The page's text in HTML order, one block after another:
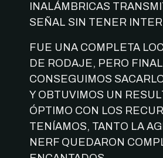
INALÁMBRICAS
SEÑAL SIN TENER
FUE UNA COMPLETA
DE RODAJE, PERO
CONSEGUIMOS
Y OBTUVIMOS UN
ÓPTIMO CON LOS
TENÍAMOS, TANTO LA
NERF QUEDARON